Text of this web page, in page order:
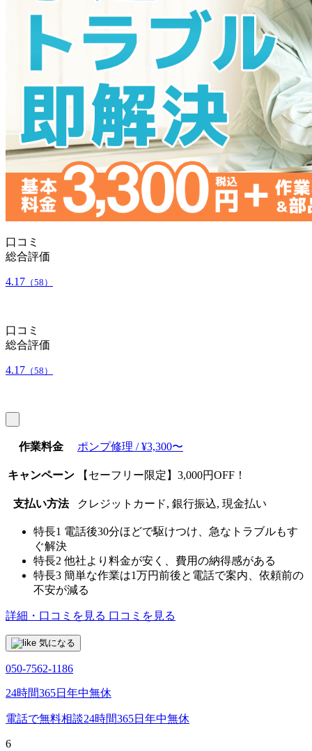
口コミ
総合評価
4.17 （58）
口コミ
総合評価
4.17 （58）
作業料金 ポンプ修理 / ¥3,300〜
キャンペーン 【セーフリー限定】3,000円OFF！
支払い方法 クレジットカード, 銀行振込, 現金払い
特長1 電話後30分ほどで駆けつけ、急なトラブルもす
ぐ解決
特長2 他社より料金が安く、費用の納得感がある
特長3 簡単な作業は1万円前後と電話で案内、依頼前の
不安が減る
詳細・口コミを見る 口コミを見る
気になる
050-7562-1186
24時間365日年中無休
電話で無料相談24時間365日年中無休
6